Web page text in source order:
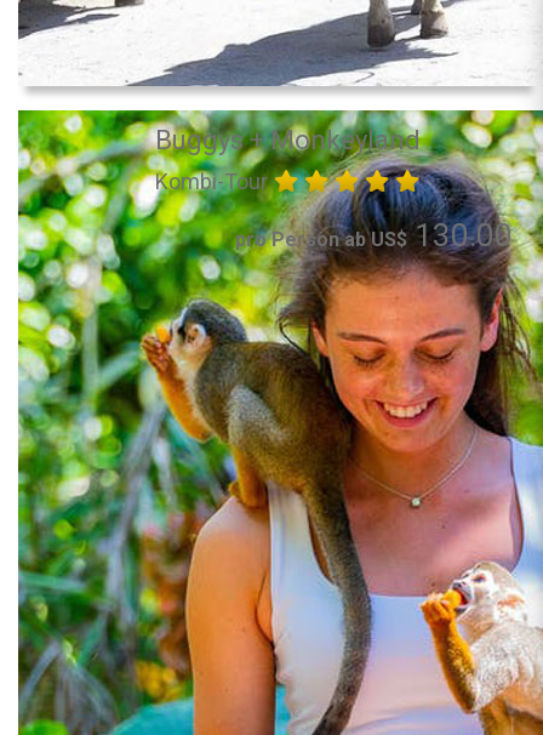
Buggys + Monkeyland
Kombi-Tour
pro Person ab US$130.00